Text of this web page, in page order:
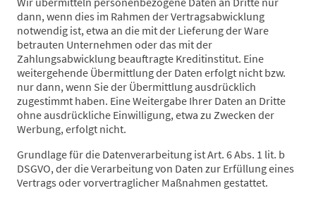
dann, wenn dies im Rahmen der Vertragsabwicklung
notwendig ist, etwa an die mit der Lieferung der Ware
betrauten Unternehmen oder das mit der
Zahlungsabwicklung beauftragte Kreditinstitut. Eine
weitergehende Übermittlung der Daten erfolgt nicht bzw.
nur dann, wenn Sie der Übermittlung ausdrücklich
zugestimmt haben. Eine Weitergabe Ihrer Daten an Dritte
ohne ausdrückliche Einwilligung, etwa zu Zwecken der
Werbung, erfolgt nicht.
Grundlage für die Datenverarbeitung ist Art. 6 Abs. 1 lit. b
DSGVO, der die Verarbeitung von Daten zur Erfüllung eines
Vertrags oder vorvertraglicher Maßnahmen gestattet.